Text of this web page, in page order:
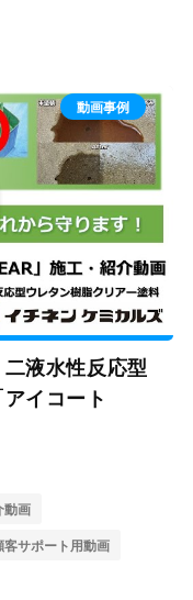
動画事例
二液水性反応型
イコート
動画
客サポート用動画